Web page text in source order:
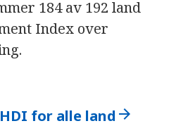
184 av 192 land
Index over
for alle land arrow_forward